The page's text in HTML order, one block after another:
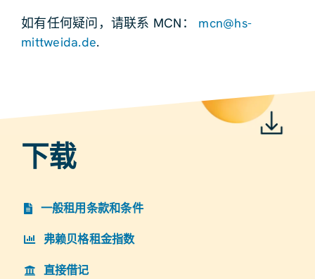
如有任何疑问，请联系 MCN： mcn@hs-
mittweida.de.
下载
一般租用条款和条件
弗赖贝格租金指数
直接借记